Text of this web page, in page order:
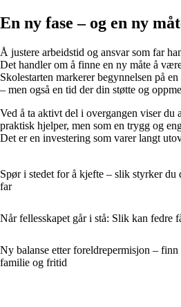
En ny fase – og en ny
Å justere arbeidstid og ansvar som far
Det handler om å finne en ny måte å
Skolestarten markerer begynnelsen på
– men også en tid der din støtte og
Ved å ta aktivt del i overgangen viser du
praktisk hjelper, men som en trygg og
Det er en investering som varer langt
Spør i stedet for å kjefte – slik styrker du
far
Når fellesskapet går i stå: Slik kan fedre
Ny balanse etter foreldrepermisjon –
familie og fritid